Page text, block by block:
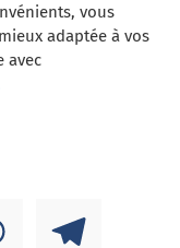
vous
adaptée à vos
avec